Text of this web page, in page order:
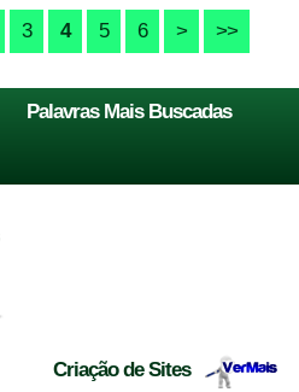
3 4 5 6 > >>
Palavras Mais Buscadas
Criação de Sites